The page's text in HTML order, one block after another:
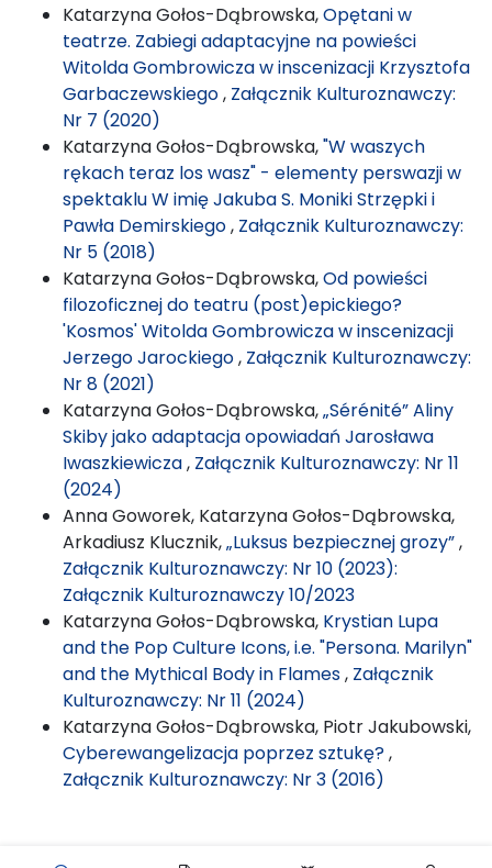
Katarzyna Gołos-Dąbrowska,Opętani w
teatrze. Zabiegi adaptacyjne na powieści
Witolda Gombrowicza w inscenizacji Krzysztofa
Garbaczewskiego, Załącznik Kulturoznawczy:
Nr 7 (2020)
Katarzyna Gołos-Dąbrowska,"W waszych
rękach teraz los wasz" - elementy perswazji w
spektaklu W imię Jakuba S. Moniki Strzępki i
Pawła Demirskiego, Załącznik Kulturoznawczy:
Nr 5 (2018)
Katarzyna Gołos-Dąbrowska,Od powieści
filozoficznej do teatru (post)epickiego?
'Kosmos' Witolda Gombrowicza w inscenizacji
Jerzego Jarockiego, Załącznik Kulturoznawczy:
Nr 8 (2021)
Katarzyna Gołos-Dąbrowska,„Sérénité” Aliny
Skiby jako adaptacja opowiadań Jarosława
Iwaszkiewicza, Załącznik Kulturoznawczy: Nr 11
(2024)
Anna Goworek, Katarzyna Gołos-Dąbrowska,
Arkadiusz Klucznik,„Luksus bezpiecznej grozy”,
Załącznik Kulturoznawczy: Nr 10 (2023):
Załącznik Kulturoznawczy 10/2023
Katarzyna Gołos-Dąbrowska, Krystian Lupa
and the Pop Culture Icons, i.e. "Persona. Marilyn"
and the Mythical Body in Flames, Załącznik
Kulturoznawczy: Nr 11 (2024)
Katarzyna Gołos-Dąbrowska, Piotr Jakubowski,
Cyberewangelizacja poprzez sztukę?,
Załącznik Kulturoznawczy: Nr 3 (2016)